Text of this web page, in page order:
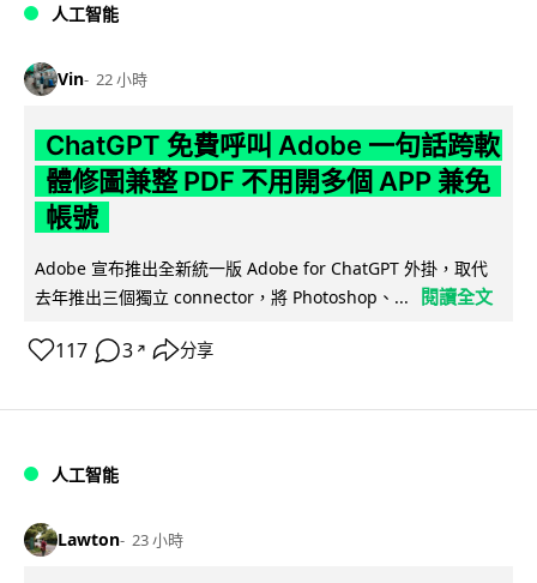
人工智能
Vin 22 小時
ChatGPT 免費呼叫 Adobe 一句話跨軟
體修圖兼整 PDF 不用開多個 APP 兼免
帳號
Adobe 宣布推出全新統一版 Adobe for ChatGPT 外掛，取代
去年推出三個獨立 connector，將 Photoshop、...
閱讀全文
117 3 ↗ 分享
人工智能
Lawton 23 小時